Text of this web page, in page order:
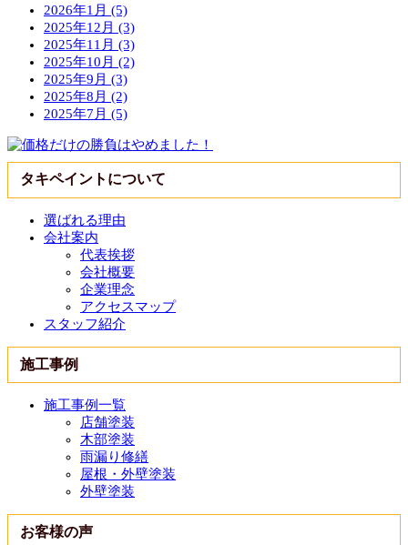
2026年1月 (5)
2025年12月 (3)
2025年11月 (3)
2025年10月 (2)
2025年9月 (3)
2025年8月 (2)
2025年7月 (5)
タキペイントについて
選ばれる理由
会社案内
代表挨拶
会社概要
企業理念
アクセスマップ
スタッフ紹介
施工事例
施工事例一覧
店舗塗装
木部塗装
雨漏り修繕
屋根・外壁塗装
外壁塗装
お客様の声